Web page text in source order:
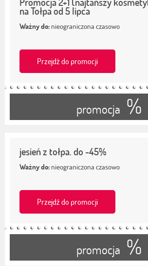
na Tołpa od 5 lipca
Ważny do: nieograniczona czasowo
Przejdź do promocji
promocja %
jesień z tołpa. do -45%
Ważny do: nieograniczona czasowo
Przejdź do promocji
promocja %